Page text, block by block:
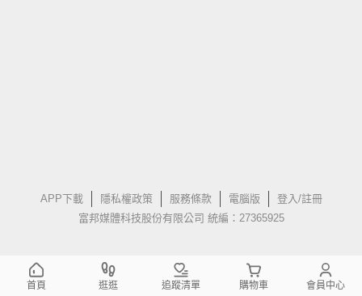
APP下載 隱私權政策 服務條款 電腦版
登入/註冊
富邦媒體科技股份有限公司 統編：27365925
首頁 逛逛 追蹤清單 購物車 會員中心